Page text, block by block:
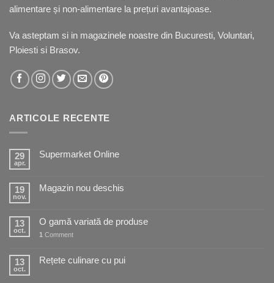
alimentare și non-alimentare la prețuri avantajoase.
Va asteptam si in magazinele noastre din Bucuresti, Voluntari,
Ploiesti si Brasov.
ARTICOLE RECENTE
29
apr.
Supermarket Online
19
nov.
Magazin nou deschis
13
oct.
O gamă variată de produse
1 Comment
13
oct.
Rețete culinare cu pui